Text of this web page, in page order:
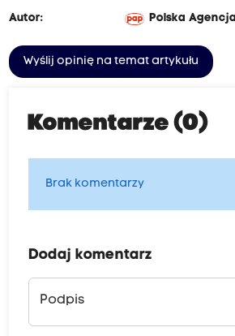
Autor: Polska
Wyślij opinię na temat artykułu
Komentarze (0)
Brak komentarzy
Dodaj komentarz
Podpis